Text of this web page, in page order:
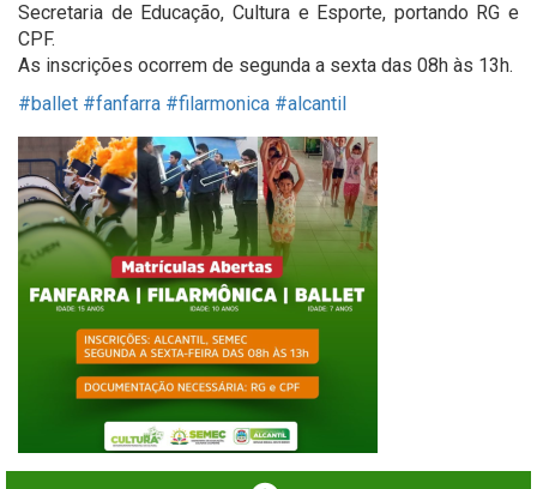
Secretaria de Educação, Cultura e Esporte, portando RG e
CPF.
As inscrições ocorrem de segunda a sexta das 08h às 13h.
#ballet #fanfarra #filarmonica #alcantil